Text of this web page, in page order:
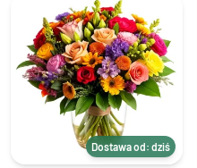
Dostawa od: dziś